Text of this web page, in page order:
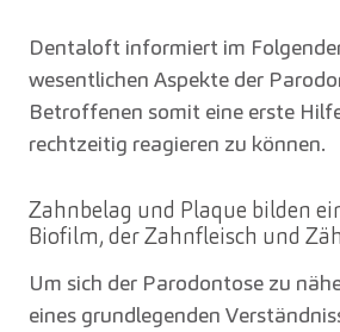
Dentaloft informiert im
wesentlichen Aspekte der
Betroffenen somit eine erste
rechtzeitig reagieren zu können.
Zahnbelag und Plaque bilden
Biofilm, der Zahnfleisch und
Um sich der Parodontose zu
eines grundlegenden